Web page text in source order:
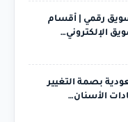
رقمي | أقسام
الإلكتروني…
بصمة التغيير
الأسنان…